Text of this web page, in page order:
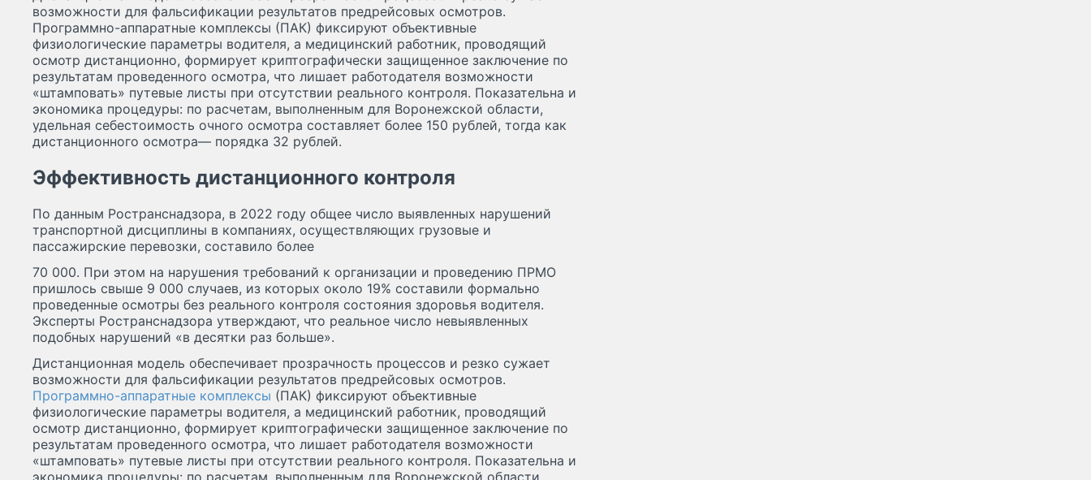
возможности для фальсификации результатов предрейсовых осмотров.
Программно-аппаратные комплексы (ПАК) фиксируют объективные
физиологические параметры водителя, а медицинский работник, проводящий
осмотр дистанционно, формирует криптографически защищенное заключение по
результатам проведенного осмотра, что лишает работодателя возможности
«штамповать» путевые листы при отсутствии реального контроля. Показательна и
экономика процедуры: по расчетам, выполненным для Воронежской области,
удельная себестоимость очного осмотра составляет более 150 рублей, тогда как
дистанционного осмотра— порядка 32 рублей.
Эффективность дистанционного контроля
По данным Ространснадзора, в 2022 году общее число выявленных нарушений
транспортной дисциплины в компаниях, осуществляющих грузовые и
пассажирские перевозки, составило более
70 000. При этом на нарушения требований к организации и проведению ПРМО
пришлось свыше 9 000 случаев, из которых около 19% составили формально
проведенные осмотры без реального контроля состояния здоровья водителя.
Эксперты Ространснадзора утверждают, что реальное число невыявленных
подобных нарушений «в десятки раз больше».
Дистанционная модель обеспечивает прозрачность процессов и резко сужает
возможности для фальсификации результатов предрейсовых осмотров.
Программно-аппаратные комплексы (ПАК) фиксируют объективные
физиологические параметры водителя, а медицинский работник, проводящий
осмотр дистанционно, формирует криптографически защищенное заключение по
результатам проведенного осмотра, что лишает работодателя возможности
«штамповать» путевые листы при отсутствии реального контроля. Показательна и
экономика процедуры: по расчетам, выполненным для Воронежской области,